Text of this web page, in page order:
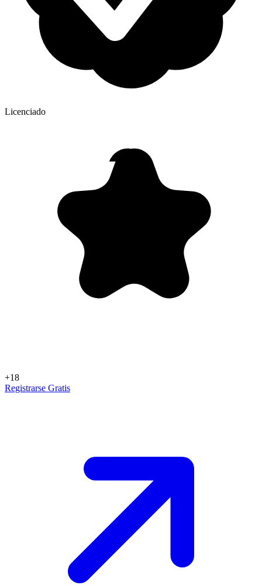
Licenciado
+18
Registrarse Gratis